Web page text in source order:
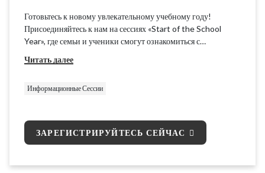
Готовьтесь к новому увлекательному учебному году!
Присоединяйтесь к нам на сессиях «Start of the School
Year», где семьи и ученики смогут ознакомиться с
информацию и ресурсы по программе K12 School (OLS),
Читать далее
Информационные Сессии
ЗАРЕГИСТРИРУЙТЕСЬ СЕЙЧАС